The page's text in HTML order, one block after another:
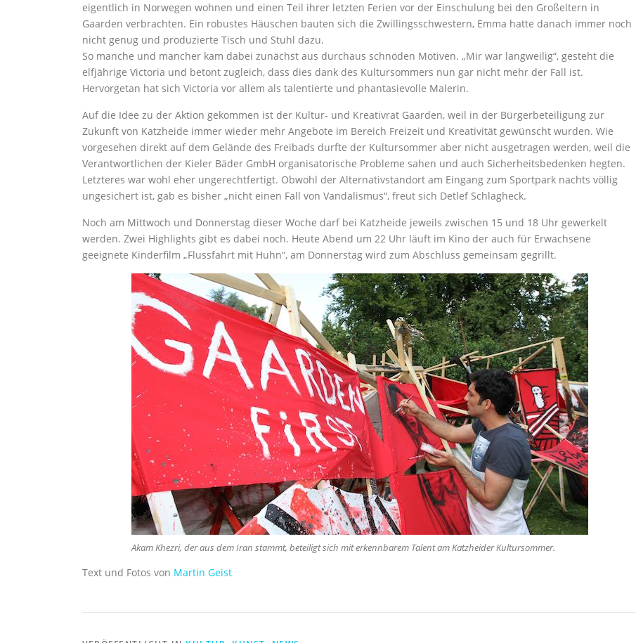
eigentlich in Norwegen wohnen und einen Teil ihrer letzten Ferien vor der Einschulung bei den Großeltern in
Gaarden verbrachten. Ein robustes Häuschen bauten sich die Zwillingsschwestern, Emma hatte danach immer noch
nicht genug und produzierte Tisch und Stuhl dazu.
So manche und mancher kam dabei zunächst aus durchaus schnöden Motiven. „Mir war langweilig“, gesteht die
elfjährige Victoria und betont zugleich, dass dies dank des Kultursommers nun gar nicht mehr der Fall ist.
Hervorgetan hat sich Victoria vor allem als talentierte und phantasievolle Malerin.
Auf die Idee zu der Aktion gekommen ist der Kultur- und Kreativrat Gaarden, weil in der Bürgerbeteiligung zur
Zukunft von Katzheide immer wieder mehr Angebote im Bereich Freizeit und Kreativität gewünscht wurden. Wie
vorgesehen direkt auf dem Gelände des Freibads durfte der Kultursommer aber nicht ausgetragen werden, weil die
Verantwortlichen der Kieler Bäder GmbH organisatorische Probleme sahen und auch Sicherheitsbedenken hegten.
Letzteres war wohl eher ungerechtfertigt. Obwohl der Alternativstandort am Eingang zum Sportpark nachts völlig
ungesichert ist, gab es bisher „nicht einen Fall von Vandalismus“, freut sich Detlef Schlagheck.
Noch am Mittwoch und Donnerstag dieser Woche darf bei Katzheide jeweils zwischen 15 und 18 Uhr gewerkelt
werden. Zwei Highlights gibt es dabei noch. Heute Abend um 22 Uhr läuft im Kino der auch für Erwachsene
geeignete Kinderfilm „Flussfahrt mit Huhn“, am Donnerstag wird zum Abschluss gemeinsam gegrillt.
Akam Khezri, der aus dem Iran stammt, beteiligt sich mit erkennbarem Talent am Katzheider Kultursommer.
Text und Fotos von Martin Geist